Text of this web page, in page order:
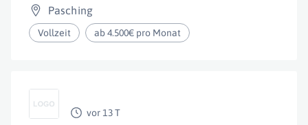
Pasching
Vollzeit ab 4.500€ pro Monat
vor 13 T